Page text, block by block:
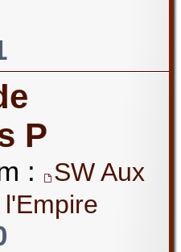
P
:
SW Aux